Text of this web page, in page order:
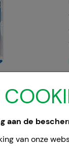
aan de
van onze